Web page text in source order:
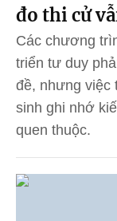
đo thi cử
Các chương
triển tư duy
đề, nhưng việc
sinh ghi nhớ
quen thuộc.